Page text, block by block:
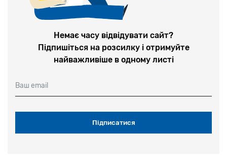
конференція «Єврейська спадщина в
Україні: Досвід та перспективи
досліджень»
28 червня 2026
У Теплицькій громаді на Вінничині
Немає часу відвідувати сайт?
Підпишіться на розсилку і отримуйте
найважливіше в одному листі
Ваш email